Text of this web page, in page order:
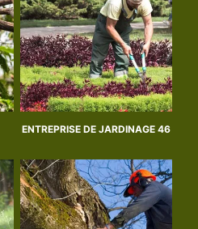
ENTREPRISE DE JARDINAGE 46